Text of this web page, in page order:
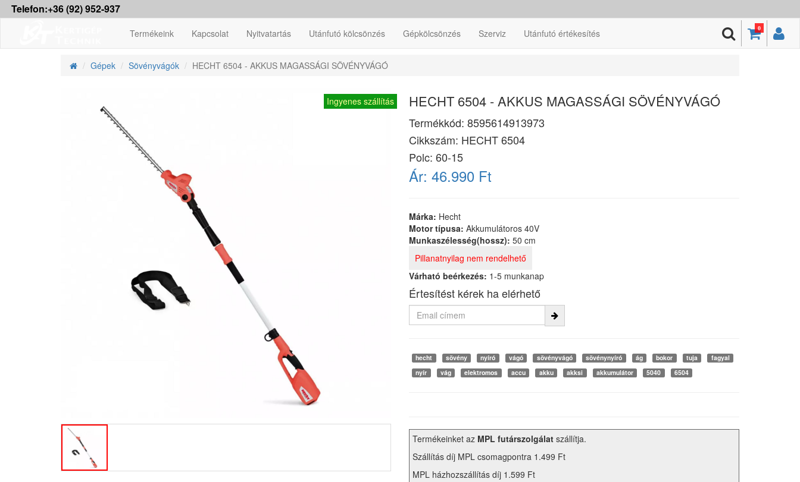
Telefon:+36 (92) 952-937
0
Termékeink Kapcsolat Nyitvatartás Utánfutó kölcsönzés Gépkölcsönzés Szerviz Utánfutó értékesítés
Gépek Sövényvágók HECHT 6504 - AKKUS MAGASSÁGI SÖVÉNYVÁGÓ
Ingyenes szállítás HECHT 6504 - AKKUS MAGASSÁGI SÖVÉNYVÁGÓ
Termékkód: 8595614913973
Cikkszám: HECHT 6504
Polc: 60-15
Ár: 46.990 Ft
Márka: Hecht
Motor típusa: Akkumulátoros 40V
Munkaszélesség(hossz): 50 cm
Pillanatnyilag nem rendelhető
Várható beérkezés: 1-5 munkanap
Értesítést kérek ha elérhető
hecht sövény nyíró vágó sövényvágó sövénynyíró ág bokor tuja
fagyal
nyír
vág elektromos accu akku akksi akkumulátor 5040 6504
Termékeinket az MPL futárszolgálat szállítja.
Szállítás díj MPL csomagpontra 1.499 Ft
MPL házhozszállítás díj 1.599 Ft